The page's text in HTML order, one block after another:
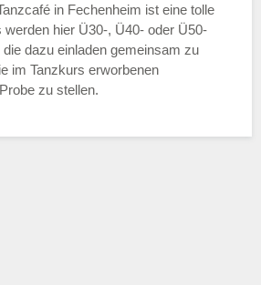
in Fechenheim ist eine tolle
hier Ü30-, Ü40- oder Ü50-
dazu einladen gemeinsam zu
im Tanzkurs erworbenen
zu stellen.